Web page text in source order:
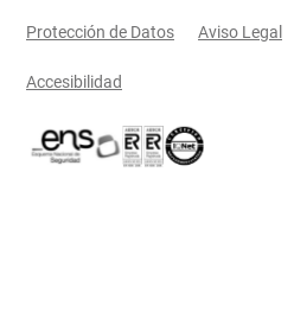
Menú legal
Protección de Datos Aviso Legal
Accesibilidad